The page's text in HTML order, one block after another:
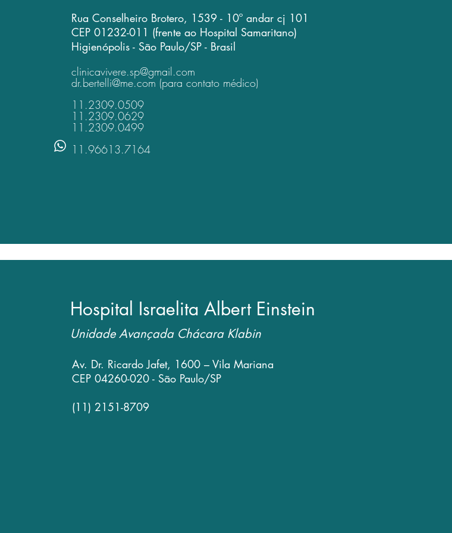
Rua Conselheiro Brotero, 1539 - 10º andar cj 101
CEP 01232-011 (frente ao Hospital Samaritano)
Higienópolis - São Paulo/SP - Brasil
clinicavivere.sp@gmail.com
dr.bertelli@me.com (para contato médico)
11.2309.0509
11.2309.0629
11.2309.0499
11.96613.7164
Hospital Israelita Albert Einstein
Unidade Avançada Chácara Klabin
Av. Dr. Ricardo Jafet, 1600 – Vila Mariana
CEP 04260-020 - São Paulo/SP
(11) 2151-8709